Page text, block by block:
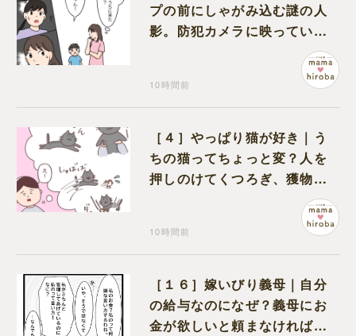
プの前にしゃがみ込む謎の人
影。防犯カメラに映っていた
10時間前
［４］やっぱり猫が好き｜う
ちの猫ってちょっと変？人を
押しのけてくつろぎ、獲物に
も物怖じしない鋼のハート
10時間前
［１６］嫁いびり義母｜自分
の給与なのになぜ？義母にお
金が欲しいと頼まなければな